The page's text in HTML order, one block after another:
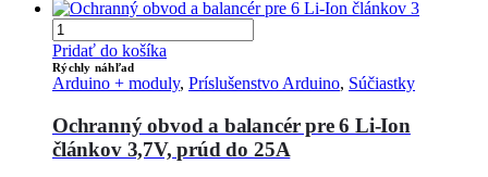
Pridať do košíka
Rýchly náhľad
Arduino + moduly, Príslušenstvo Arduino, Súčiastky
Ochranný obvod a balancér pre 6 Li-Ion
článkov 3,7V, prúd do 25A